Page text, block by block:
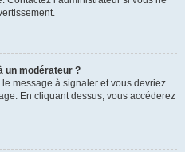
un modérateur ?
le message à signaler et vous devriez
En cliquant dessus, vous accéderez